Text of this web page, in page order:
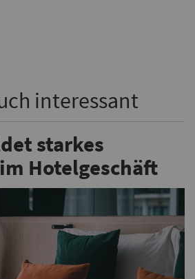
interessant
starkes
Hotelgeschäft